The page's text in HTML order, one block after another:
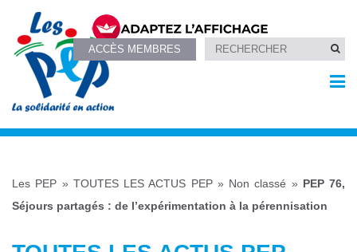
ACCÈS MEMBRES
Les PEP » TOUTES LES ACTUS PEP» Non classé » PEP 76,
Séjours partagés : de l’expérimentation à la pérennisation